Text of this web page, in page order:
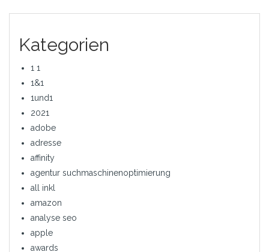
Kategorien
1 1
1&1
1und1
2021
adobe
adresse
affinity
agentur suchmaschinenoptimierung
all inkl
amazon
analyse seo
apple
awards